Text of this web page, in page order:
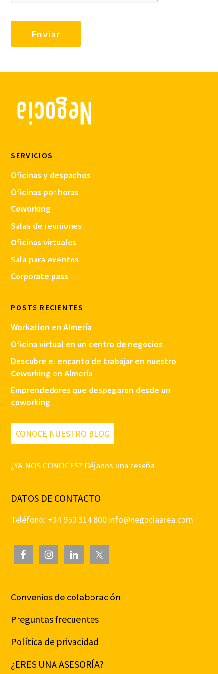
SERVICIOS
Oficinas y despachos
Oficinas por horas
Coworking
Salas de reuniones
Oficinas virtuales
Sala para eventos
Corporate pass
POSTS RECIENTES
Workation en Almería
Oficina virtual en un centro de negocios
Descubre el encanto de trabajar en nuestro
Coworking en Almería
Emprendedores que despegaron desde un
coworking
CONOCE NUESTRO BLOG
¿YA NOS CONOCES? Déjanos una reseña
DATOS DE CONTACTO
Teléfono: +34 950 314 800 info@negociaarea.com
Convenios de colaboración
Preguntas frecuentes
Política de privacidad
¿ERES UNA ASESORÍA?